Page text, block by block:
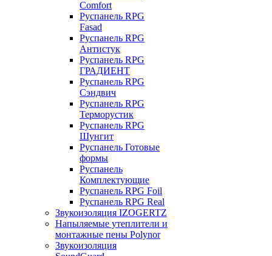
Comfort
Руспанель RPG
Fasad
Руспанель RPG
Антистук
Руспанель RPG
ГРАДИЕНТ
Руспанель RPG
Сэндвич
Руспанель RPG
Терморустик
Руспанель RPG
Шунгит
Руспанель Готовые
формы
Руспанель
Комплектующие
Руспанель RPG Foil
Руспанель RPG Real
Звукоизоляция IZOGERTZ
Напыляемые утеплители и
монтажные пены Polynor
Звукоизоляция